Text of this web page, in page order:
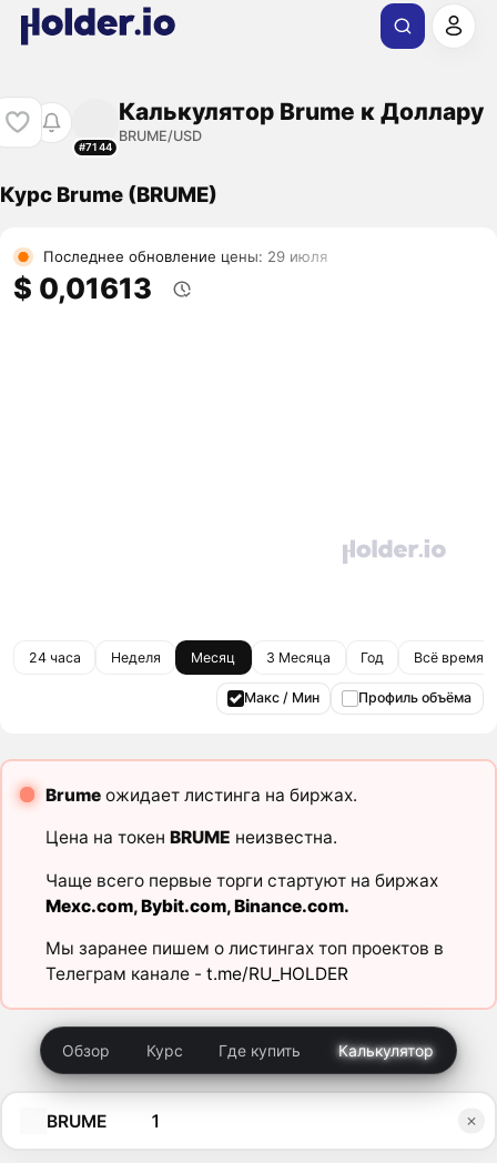
#7144
Калькулятор Brume к Доллару
BRUME/USD
Курс Brume (BRUME)
Последнее обновление цены: 29 июля
$ 0,01613
24 часа Неделя Месяц 3 Месяца Год Всё время
Макс / Мин Профиль объёма
Brumeожидает листинга на биржах.
Цена на токен BRUME неизвестна.
Чаще всего первые торги стартуют на биржах
Mexc.com,Bybit.com,Binance.com.
Мы заранее пишем о листингах топ проектов в
Телеграм канале - t.me/RU_HOLDER
Обзор Курс Где купить Калькулятор
BRUME